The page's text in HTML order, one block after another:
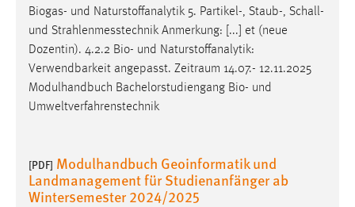
Biogas- und Naturstoffanalytik 5. Partikel-, Staub-, Schall-
und Strahlenmesstechnik Anmerkung: [...] et (neue
Dozentin). 4.2.2 Bio- und Naturstoffanalytik:
Verwendbarkeit angepasst. Zeitraum 14.07.- 12.11.2025
Modulhandbuch Bachelorstudiengang Bio- und
Umweltverfahrenstechnik
[PDF] Modulhandbuch Geoinformatik und
Landmanagement für Studienanfänger ab
Wintersemester 2024/2025